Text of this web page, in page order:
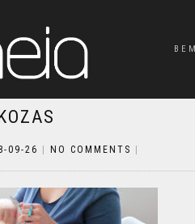
09-26 NO COMMENTS